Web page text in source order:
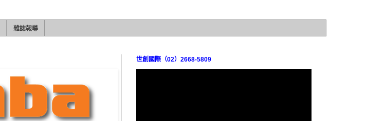
雜誌報導
世創國際（02）2668-5809